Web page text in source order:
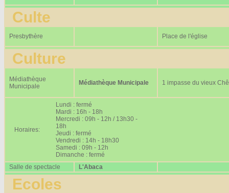
Culte
Presbythère Place de l'église
Culture
Médiathèque
Municipale
Médiathèque Municipale 1 impasse du vieux
Horaires:
Lundi : fermé
Mardi : 16h - 18h
Mercredi : 09h - 12h / 13h30 -
18h
Jeudi : fermé
Vendredi : 14h - 18h30
Samedi : 09h - 12h
Dimanche : fermé
Salle de spectacle
L'Abaca
Ecoles